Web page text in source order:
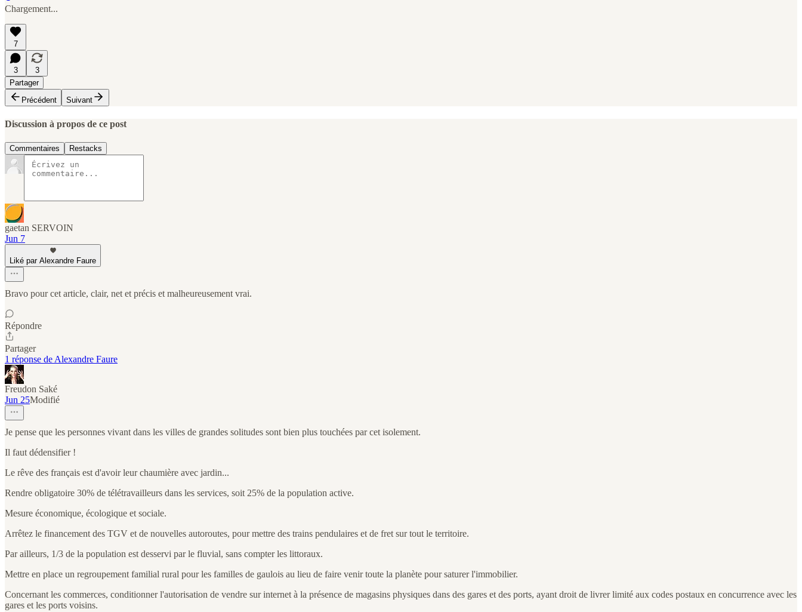
Chargement...
7
3
3
Partager
Précédent
Suivant
Discussion à propos de ce post
Commentaires Restacks
gaetan SERVOIN
Jun 7
Liké par Alexandre Faure
Bravo pour cet article, clair, net et précis et malheureusement vrai.
Répondre
Partager
1 réponse de Alexandre Faure
Freudon Saké
Jun 25Modifié
Je pense que les personnes vivant dans les villes de grandes solitudes sont bien plus touchées par cet isolement.
Il faut dédensifier !
Le rêve des français est d'avoir leur chaumière avec jardin...
Rendre obligatoire 30% de télétravailleurs dans les services, soit 25% de la population active.
Mesure économique, écologique et sociale.
Arrêtez le financement des TGV et de nouvelles autoroutes, pour mettre des trains pendulaires et de fret sur tout le territoire.
Par ailleurs, 1/3 de la population est desservi par le fluvial, sans compter les littoraux.
Mettre en place un regroupement familial rural pour les familles de gaulois au lieu de faire venir toute la planète pour saturer l'immobilier.
Concernant les commerces, conditionner l'autorisation de vendre sur internet à la présence de magasins physiques dans des gares et des ports, ayant droit de livrer limité aux codes postaux en concurrence avec les
gares et les ports voisins.